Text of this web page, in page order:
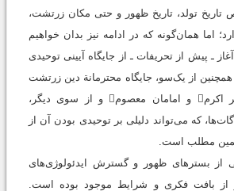
تولد، تاریخ ظهور و حتی مکان زرتشت،
اما همان‌گونه که در ادامه نیز بدان خواهیم
ـ پیش از تحریفات ـ از جایگاه آیینی توحیدی
از یک‌سو، جایگاه محترمانة دین زرتشت
و پیامبرش نزد پیامبر اکرم و امامان معصوم و از سوی دیگر،
که می‌تواند دلیلی بر توحیدی بودن آن از
همین مطلب است.
از بسترهای ظهور و گسترش ایدئولوژی‌های
از بافت فکری و شرایط موجود بوده است.